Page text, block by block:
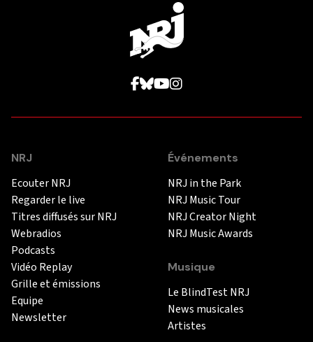
NRJ
Ecouter NRJ
Regarder le live
Titres diffusés sur NRJ
Webradios
Podcasts
Vidéo Replay
Grille et émissions
Equipe
Newsletter
Événements
NRJ in the Park
NRJ Music Tour
NRJ Creator Night
NRJ Music Awards
Musique
Le BlindTest NRJ
News musicales
Artistes